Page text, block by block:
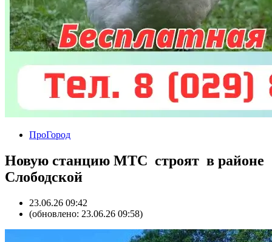
ПроГород
Новую станцию МТС строят в районе
Слободской
23.06.26 09:42
(обновлено: 23.06.26 09:58)